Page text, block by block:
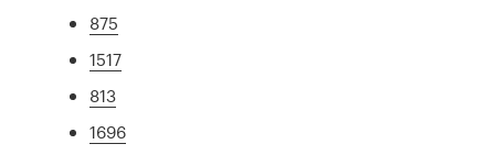
875
1517
813
1696